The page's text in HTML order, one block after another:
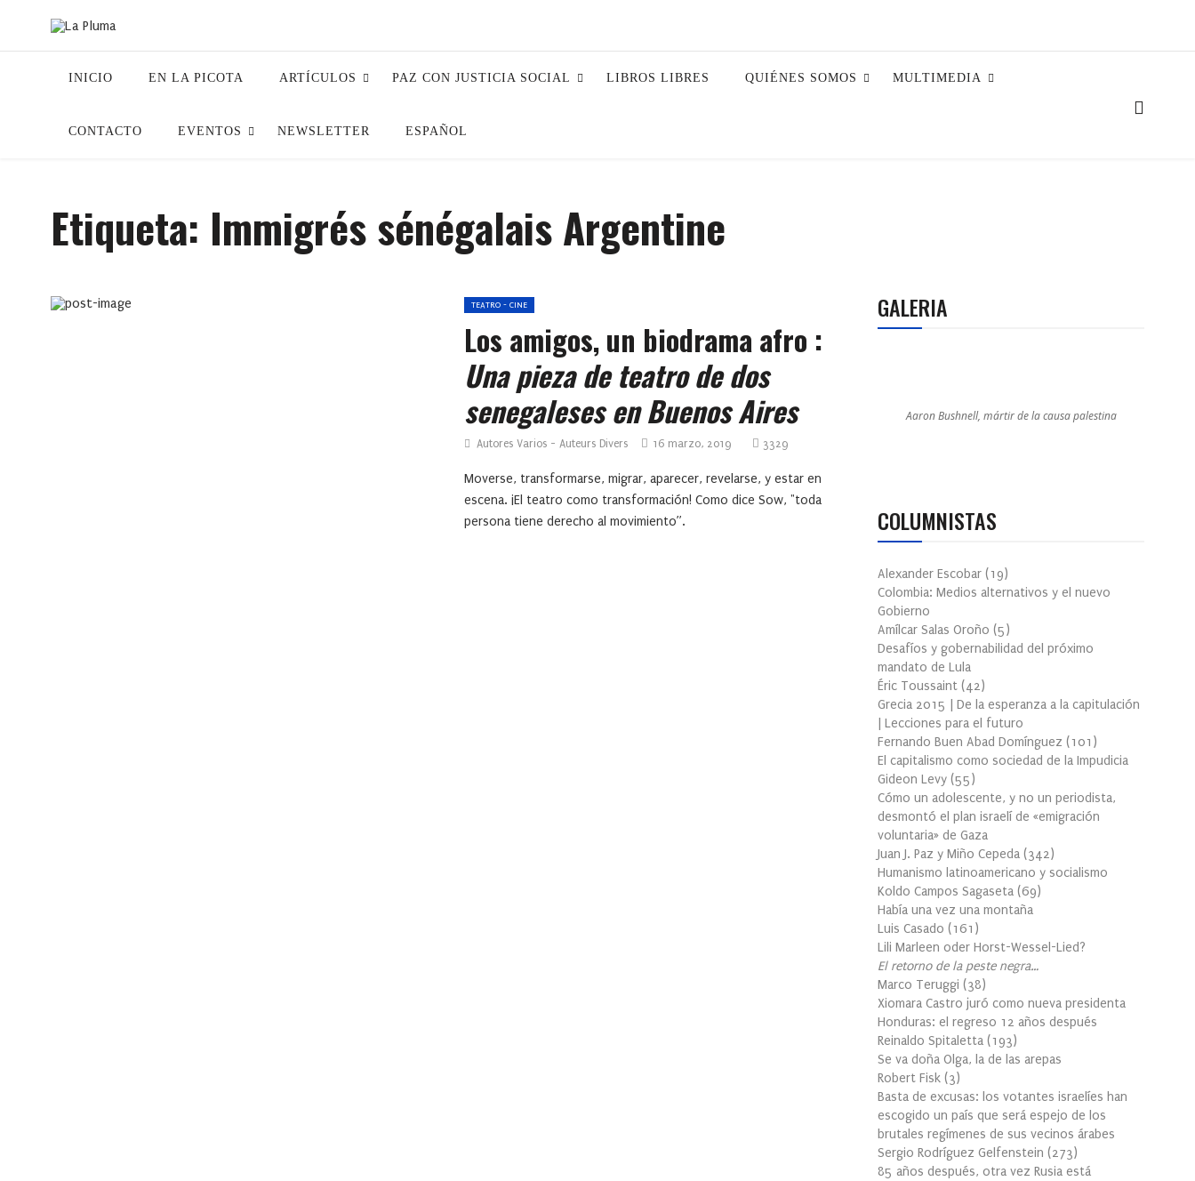
INICIO EN LA PICOTA ARTÍCULOS PAZ CON JUSTICIA SOCIAL LIBROS LIBRES QUIÉNES SOMOS MULTIMEDIA
CONTACTO EVENTOS NEWSLETTER ESPAÑOL
Etiqueta: Immigrés sénégalais Argentine
TEATRO - CINE
Los amigos, un biodrama afro :
Una pieza de teatro de dos
senegaleses en Buenos Aires
Autores Varios - Auteurs Divers 16 marzo, 2019 3329
Moverse, transformarse, migrar, aparecer, revelarse, y estar en
escena. ¡El teatro como transformación! Como dice Sow, "toda
persona tiene derecho al movimiento”.
GALERIA
Aaron Bushnell, mártir de la causa palestina
COLUMNISTAS
Alexander Escobar (19)
Colombia: Medios alternativos y el nuevo
Gobierno
Amílcar Salas Oroño (5)
Desafíos y gobernabilidad del próximo
mandato de Lula
Éric Toussaint (42)
Grecia 2015 | De la esperanza a la capitulación
| Lecciones para el futuro
Fernando Buen Abad Domínguez (101 )
El capitalismo como sociedad de la Impudicia
Gideon Levy (55)
Cómo un adolescente, y no un periodista,
desmontó el plan israelí de «emigración
voluntaria» de Gaza
Juan J. Paz y Miño Cepeda (342)
Humanismo latinoamericano y socialismo
Koldo Campos Sagaseta (69)
Había una vez una montaña
Luis Casado (161 )
Lili Marleen oder Horst-Wessel-Lied?
El retorno de la peste negra…
Marco Teruggi (38)
Xiomara Castro juró como nueva presidenta
Honduras: el regreso 12 años después
Reinaldo Spitaletta (193)
Se va doña Olga, la de las arepas
Robert Fisk (3)
Basta de excusas: los votantes israelíes han
escogido un país que será espejo de los
brutales regímenes de sus vecinos árabes
Sergio Rodríguez Gelfenstein (273)
85 años después, otra vez Rusia está